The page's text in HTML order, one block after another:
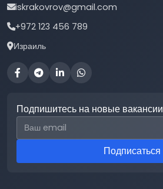
iskrakovrov@gmail.com
+972 123 456 789
Израиль
Подпишитесь на новые вакансии
Email для подписки
Подписаться